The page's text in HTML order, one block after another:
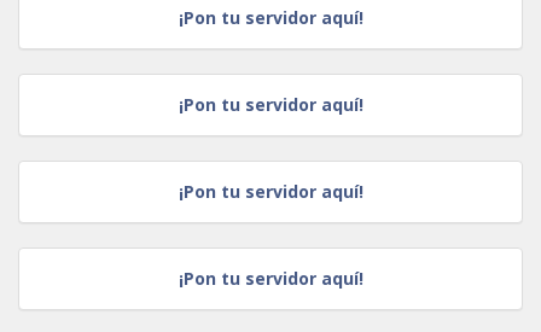
¡Pon tu servidor aquí!
¡Pon tu servidor aquí!
¡Pon tu servidor aquí!
¡Pon tu servidor aquí!